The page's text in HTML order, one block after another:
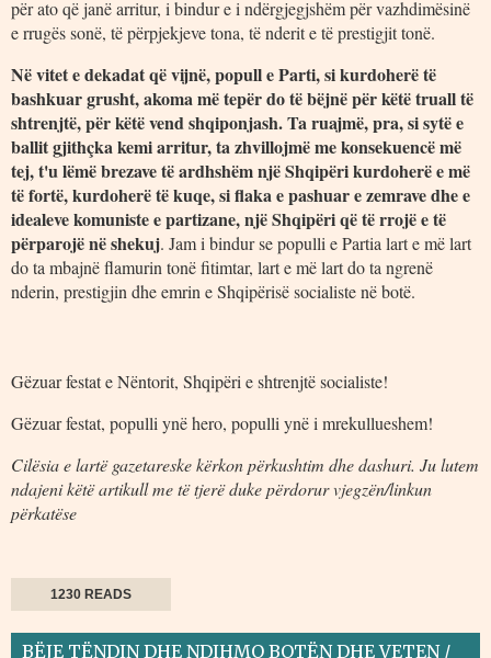
për ato që janë arritur, i bindur e i ndërgjegjshëm për vazhdimësinë
e rrugës sonë, të përpjekjeve tona, të nderit e të prestigjit tonë.
Në vitet e dekadat që vijnë, popull e Parti, si kurdoherë të
bashkuar grusht, akoma më tepër do të bëjnë për këtë truall të
shtrenjtë, për këtë vend shqiponjash. Ta ruajmë, pra, si sytë e
ballit gjithçka kemi arritur, ta zhvillojmë me konsekuencë më
tej, t'u lëmë brezave të ardhshëm një Shqipëri kurdoherë e më
të fortë, kurdoherë të kuqe, si flaka e pashuar e zemrave dhe e
idealeve komuniste e partizane, një Shqipëri që të rrojë e të
përparojë në shekuj. Jam i bindur se populli e Partia lart e më lart
do ta mbajnë flamurin tonë fitimtar, lart e më lart do ta ngrenë
nderin, prestigjin dhe emrin e Shqipërisë socialiste në botë.
Gëzuar festat e Nëntorit, Shqipëri e shtrenjtë socialiste!
Gëzuar festat, populli ynë hero, populli ynë i mrekullueshem!
Cilësia e lartë gazetareske kërkon përkushtim dhe dashuri. Ju lutem
ndajeni këtë artikull me të tjerë duke përdorur vjegzën/linkun
përkatëse
1230 READS
BËJE TËNDIN DHE NDIHMO BOTËN DHE VETEN /